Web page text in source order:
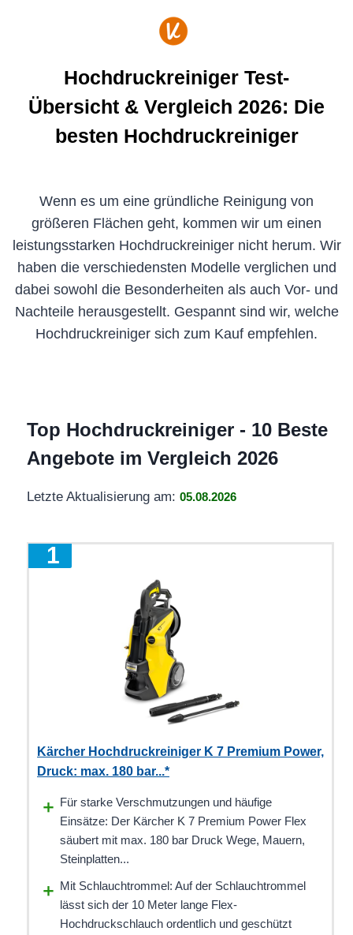
Hochdruckreiniger Test-
Übersicht & Vergleich 2026: Die
besten Hochdruckreiniger
Wenn es um eine gründliche Reinigung von
größeren Flächen geht, kommen wir um einen
leistungsstarken Hochdruckreiniger nicht herum. Wir
haben die verschiedensten Modelle verglichen und
dabei sowohl die Besonderheiten als auch Vor- und
Nachteile herausgestellt. Gespannt sind wir, welche
Hochdruckreiniger sich zum Kauf empfehlen.
Top Hochdruckreiniger - 10 Beste
Angebote im Vergleich 2026
Letzte Aktualisierung am: 05.08.2026
Kärcher Hochdruckreiniger K 7 Premium Power,
Druck: max. 180 bar...*
Für starke Verschmutzungen und häufige
Einsätze: Der Kärcher K 7 Premium Power Flex
säubert mit max. 180 bar Druck Wege, Mauern,
Steinplatten...
Mit Schlauchtrommel: Auf der Schlauchtrommel
lässt sich der 10 Meter lange Flex-
Hochdruckschlauch ordentlich und geschützt